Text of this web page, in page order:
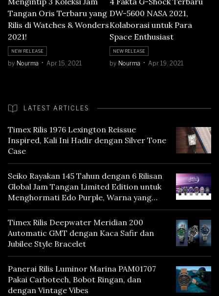
Tangan Oris Terbaru yang
Rilis di Watches & Wonders
2021!
NEW RELEASE
by Nourma Apr 15, 2021
DW-5600 NASA 2021,
Kolaborasi untuk Para
Space Enthusiast
NEW RELEASE
by Nourma Apr 19, 2021
LATEST ARTICLES
Timex Rilis 1976 Lexington Reissue
Inspired, Kali Ini Hadir dengan Silver Tone
Case
Seiko Rayakan 145 Tahun dengan 6 Rilisan
Global Jam Tangan Limited Edition untuk
Menghormati Edo Purple, Warna yang
Mencerminkan Warisan Tokyo
Timex Rilis Deepwater Meridian 200
Automatic GMT dengan Kaca Safir dan
Jubilee Style Bracelet
Panerai Rilis Luminor Marina PAM01707
Pakai Carbotech, Bobot Ringan, dan
dengan Vintage Vibes